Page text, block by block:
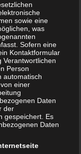
sowie eine
was
Sofern eine
Kontaktformular
Verantwortlichen
Person
automatisch
einer
Daten
der
gespeichert. Es
Daten